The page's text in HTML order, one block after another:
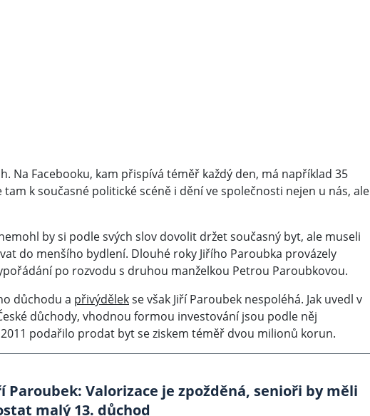
Na Facebooku, kam přispívá téměř každý den, má například 35
k současné politické scéně i dění ve společnosti nejen u nás, ale
by si podle svých slov dovolit držet současný byt, ale museli
do menšího bydlení. Dlouhé roky Jiřího Paroubka provázely
po rozvodu s druhou manželkou Petrou Paroubkovou.
důchodu a přivýdělekse však Jiří Paroubek nespoléhá. Jak uvedl v
důchody, vhodnou formou investování jsou podle něj
podařilo prodat byt se ziskem téměř dvou milionů korun.
Paroubek: Valorizace je zpožděná, senioři by měli
malý 13. důchod